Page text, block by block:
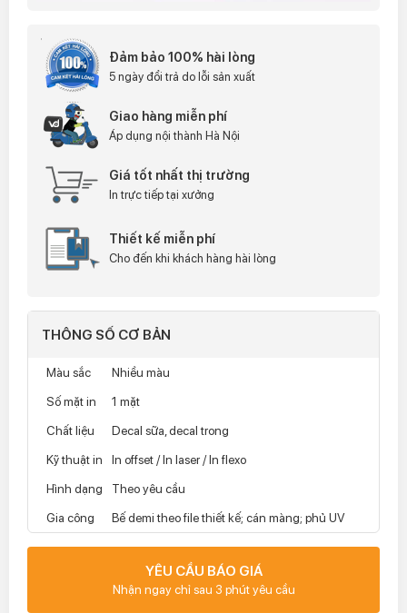
Đảm bảo 100% hài lòng
5 ngày đổi trả do lỗi sản xuất
Giao hàng miễn phí
Áp dụng nội thành Hà Nội
Giá tốt nhất thị trường
In trực tiếp tại xưởng
Thiết kế miễn phí
Cho đến khi khách hàng hài lòng
THÔNG SỐ CƠ BẢN
Màu sắc
Nhiều màu
Số mặt in
1 mặt
Chất liệu
Decal sữa, decal trong
Kỹ thuật in
In offset / In laser / In flexo
Hình dạng
Theo yêu cầu
Gia công
Bế demi theo file thiết kế; cán màng; phủ UV
YÊU CẦU BÁO GIÁ
Nhận ngay chỉ sau 3 phút yêu cầu